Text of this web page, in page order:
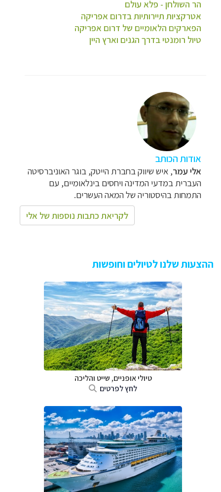
הר השולחן - פלא עולם
אטרקציות תיירותיות בדרום אפריקה
הפארקים הלאומיים של דרום אפריקה
טיול רומנטי בדרך הגנים וארץ היין
אודות הכותב
אלי עמר, איש שיווק בחברת הייטק, בוגר האוניברסיטה
העברית במדעי המדינה ויחסים בינלאומיים, עם
התמחות בהיסטוריה של המאההעשרים.
לקריאת כתבות נוספות של אלי
ההצעות שלנו לטיולים וחופשות
טיולי אופניים, שייט והליכה
לחץ לפרטים